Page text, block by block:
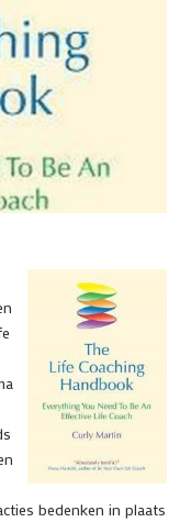
bedenken in plaats